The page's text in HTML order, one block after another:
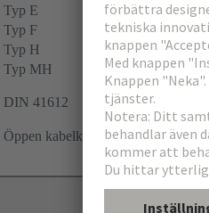
Typ E
Typ F
Typ H
Typ MH
DIN 41612
Öppen kabelkåpa